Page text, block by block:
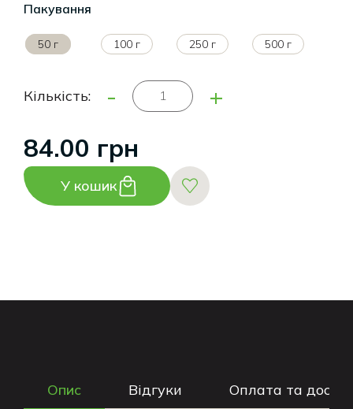
Пакування
50 г 100 г 250 г 500 г
Кількість: - +
84.00 грн
У кошик
Опис Відгуки Оплата та